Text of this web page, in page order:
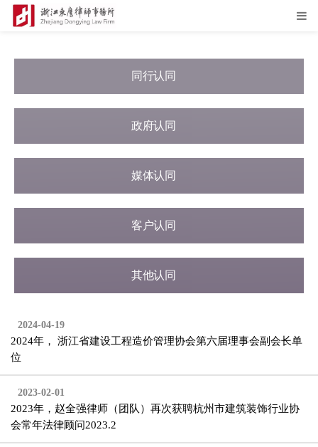
同行认同
政府认同
媒体认同
客户认同
其他认同
2024-04-19
2024年， 浙江省建设工程造价管理协会第六届理事会副会长单
位
2023-02-01
2023年，赵全强律师（团队）再次获聘杭州市建筑装饰行业协
会常年法律顾问2023.2